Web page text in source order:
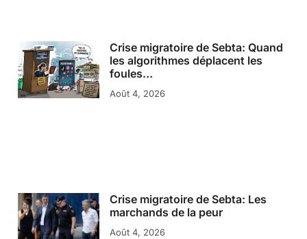
Crise migratoire de Sebta: Quand
les algorithmes déplacent les
foules…
Août 4, 2026
Crise migratoire de Sebta: Les
marchands de la peur
Août 4, 2026